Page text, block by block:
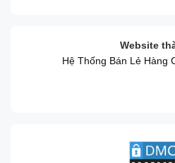
Website
Hệ Thống Bán Lẻ Hàng